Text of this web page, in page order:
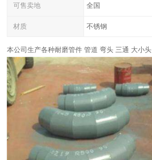
可售卖地 全国
材质 不锈钢
本公司生产各种耐磨管件 管道 弯头 三通 大小头